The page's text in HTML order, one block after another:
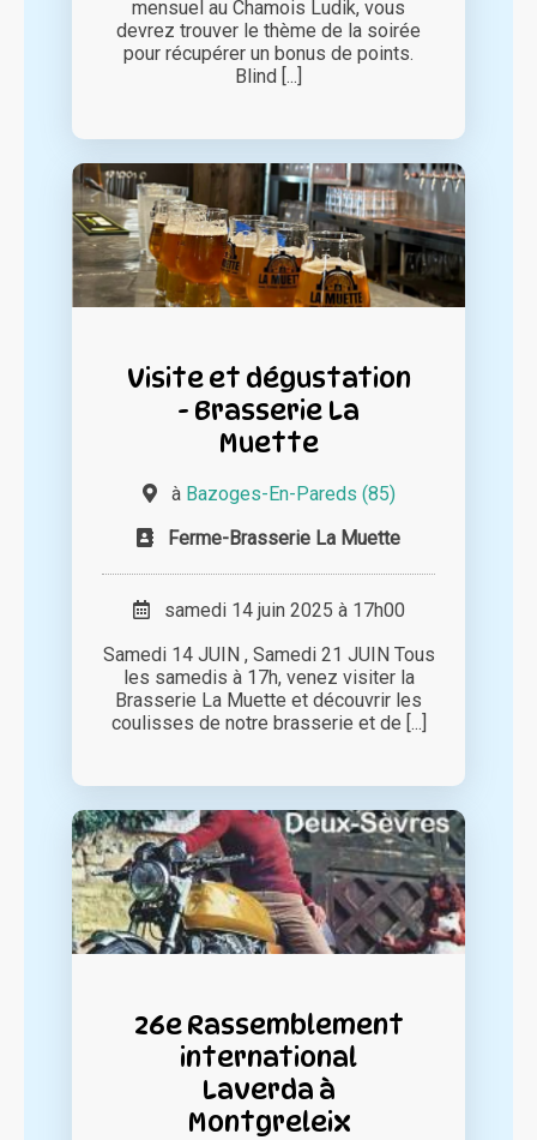
mensuel au Chamois Ludik, vous
devrez trouver le thème de la soirée
pour récupérer un bonus de points.
Blind [...]
Visite et dégustation
- Brasserie La
Muette
à Bazoges-En-Pareds (85)
Ferme-Brasserie La Muette
samedi 14 juin 2025 à 17h00
Samedi 14 JUIN , Samedi 21 JUIN Tous
les samedis à 17h, venez visiter la
Brasserie La Muette et découvrir les
coulisses de notre brasserie et de [...]
26e Rassemblement
international
Laverda à
Montgreleix